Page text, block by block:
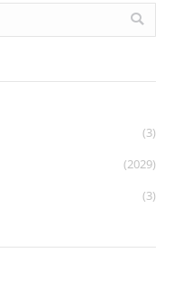
(3)
(2029)
(3)